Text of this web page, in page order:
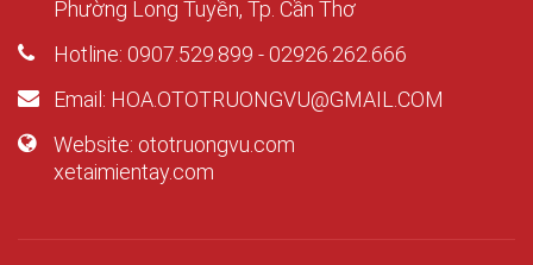
Phường Long Tuyền, Tp. Cần Thơ
Hotline: 0907.529.899 - 02926.262.666
Email: HOA.OTOTRUONGVU@GMAIL.COM
Website: ototruongvu.com
xetaimientay.com